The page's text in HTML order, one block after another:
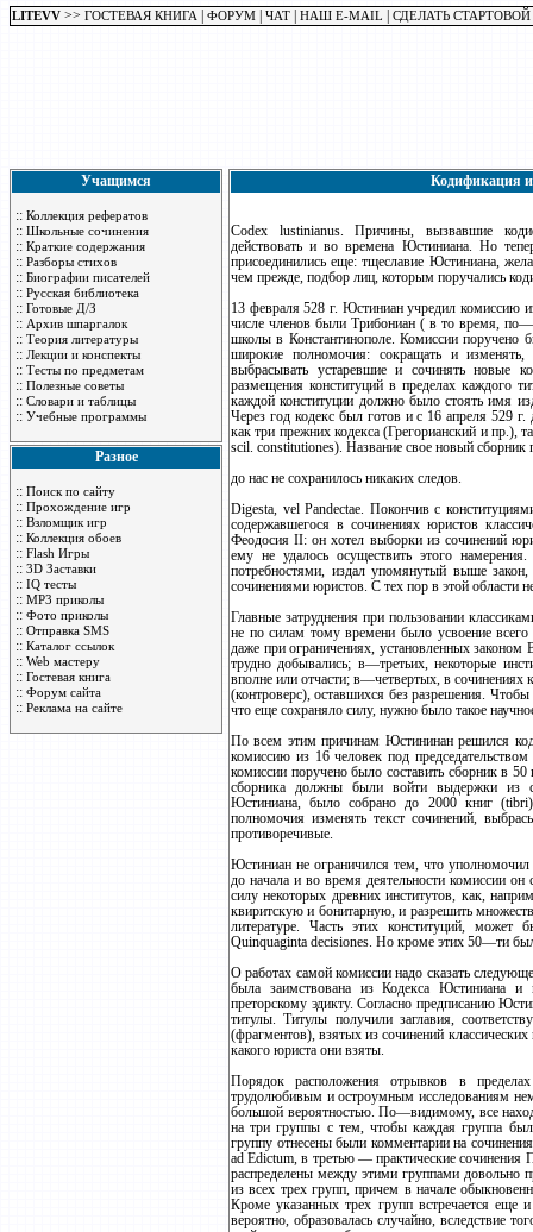
LITEVV >> ГОСТЕВАЯ КНИГА ФОРУМ ЧАТ НАШ E-MAIL СДЕЛАТЬ СТАРТОВОЙ
Учащимся
:: Коллекция рефератов
:: Школьные сочинения
:: Краткие содержания
:: Разборы стихов
:: Биографии писателей
:: Русская библиотека
:: Готовые Д/З
:: Архив шпаргалок
:: Теория литературы
:: Лекции и конспекты
:: Тесты по предметам
:: Полезные советы
:: Словари и таблицы
:: Учебные программы
Разное
:: Поиск по сайту
:: Прохождение игр
:: Взломщик игр
:: Коллекция обоев
:: Flash Игры
:: 3D Заставки
:: IQ тесты
:: MP3 приколы
:: Фото приколы
:: Отправка SMS
:: Каталог ссылок
:: Web мастеру
:: Гостевая книга
:: Форум сайта
:: Реклама на сайте
Кодификация
Codex lustinianus. Причины, вызвавшие
действовать и во времена Юстиниана. Но
присоединились еще: тщеславие Юстиниана,
чем прежде, подбор лиц, которым поручались
13 февраля 528 г. Юстиниан учредил комиссию
числе членов были Трибониан ( в то время,
школы в Константинополе. Комиссии поручено
широкие полномочия: сокращать и
выбрасывать устаревшие и сочинять новые
размещения конституций в пределах каждого
каждой конституции должно было стоять имя
Через год кодекс был готов и с 16 апреля 529
как три прежних кодекса (Грегорианский и пр.),
scil. constitutiones). Название свое новый
до нас не сохранилось никаких следов.
Digesta, vel Pandectae. Покончив с
содержавшегося в сочинениях юристов
Феодосия II: он хотел выборки из сочинений
ему не удалось осуществить этого
потребностями, издал упомянутый выше
сочинениями юристов. С тех пор в этой области
Главные затруднения при пользовании
не по силам тому времени было усвоение всего
даже при ограничениях, установленных
трудно добывались; в—третьих, некоторые
вполне или отчасти; в—четвертых, в
(контроверс), оставшихся без разрешения.
что еще сохраняло силу, нужно было такое
По всем этим причинам Юстининан решился
комиссию из 16 человек под
комиссии поручено было составить сборник в
сборника должны были войти выдержки из
Юстиниана, было собрано до 2000 книг
полномочия изменять текст сочинений,
противоречивые.
Юстиниан не ограничился тем, что
до начала и во время деятельности комиссии
силу некоторых древних институтов, как,
квиритскую и бонитарную, и разрешить
литературе. Часть этих конституций, может
Quinquaginta decisiones. Но кроме этих 50—ти
О работах самой комиссии надо сказать
была заимствована из Кодекса Юстиниана и
преторскому эдикту. Согласно предписанию
титулы. Титулы получили заглавия,
(фрагментов), взятых из сочинений
какого юриста они взяты.
Порядок расположения отрывков в
трудолюбивым и остроумным исследованиям
большой вероятностью. По—видимому, все
на три группы с тем, чтобы каждая группа
группу отнесены были комментарии на
ad Edictum, в третью — практические сочинения
распределены между этими группами довольно
из всех трех групп, причем в начале
Кроме указанных трех групп встречается еще
вероятно, образовалась случайно, вследствие